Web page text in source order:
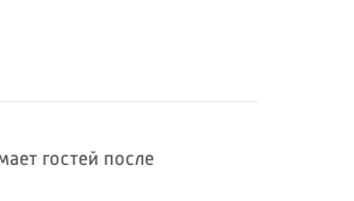
гостей после